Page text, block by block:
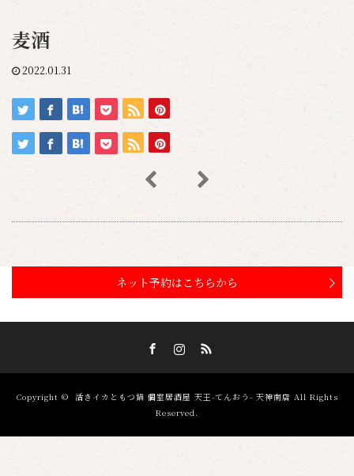
麦酒
2022.01.31
ネット予約はこちらから
Copyright © 活きイカともつ鍋 個室居酒屋 天王-てんおう- 天神南店 All Rights
Reserved.